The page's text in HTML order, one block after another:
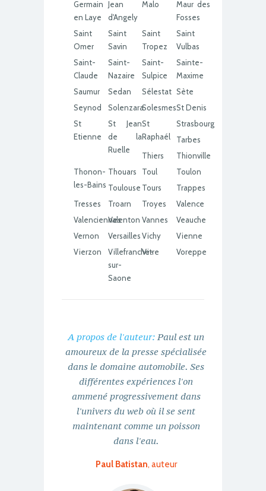
Germain
en Laye
Jean
d'Angely
Malo
Maur des
Fosses
Saint
Omer
Saint
Savin
Saint
Tropez
Saint
Vulbas
Saint-
Claude
Saint-
Nazaire
Saint-
Sulpice
Sainte-
Maxime
Saumur
Sedan Sélestat Sète
Seynod
SolenzaraSolesmesSt Denis
St
Etienne
St Jean
de la
Ruelle
St
Raphaél
Strasbourg
Tarbes
Thiers
Thionville
Thonon-
les-Bains
Thouars Toul
Toulon
Toulouse Tours
Trappes
Tresses
Troarn Troyes
Valence
ValenciennesValenton Vannes
Veauche
Vernon
VersaillesVichy
Vienne
Vierzon
Villefranche-
sur-
Saone
Vitre Voreppe
A propos de l'auteur:Paul est un
amoureux de la presse spécialisée
dans le domaine automobile. Ses
différentes expériences l'on
ammené progressivement dans
l'univers du web où il se sent
maintenant comme un poisson
dans l'eau.
Paul Batistan, auteur